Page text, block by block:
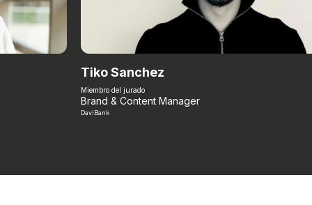
Tiko Sanchez
Miembro del jurado
Brand & Content Manager
DaviBank